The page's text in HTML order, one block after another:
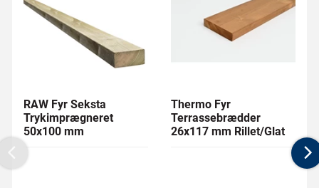
RAW Fyr Seksta
Trykimprægneret
50x100 mm
Thermo Fyr
Terrassebrædder
26x117 mm Rillet/Glat
Previous